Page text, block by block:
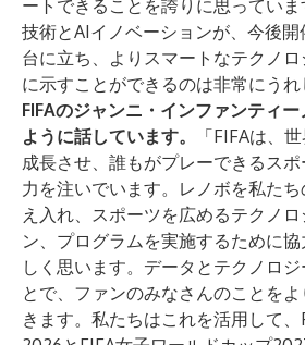
ートできることを誇りに思ってい
技術とAIイノベーションが、今後
台に立ち、よりスマートなテクノ
に示すことができるのは非常にうれ
FIFAのジャンニ・インファンティ
ように話しています。
「FIFAは、
成長させ、誰もがプレーできるス
力を注いでいます。レノボを私た
え入れ、スポーツを広めるテクノ
ン、プログラムを実施するために
しく思います。データとテクノロ
とで、ファンのみなさんのことを
きます。私たちはこれを活用して